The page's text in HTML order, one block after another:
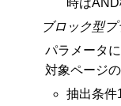
時はAND
ブロック型
パラメータ
対象ページ
抽出条